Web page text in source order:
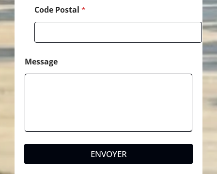
Code Postal *
Message
ENVOYER